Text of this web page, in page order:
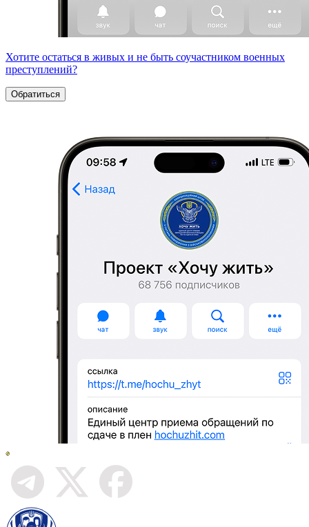
Хотите остаться в живых и не быть соучастником военных
преступлений?
Обратиться